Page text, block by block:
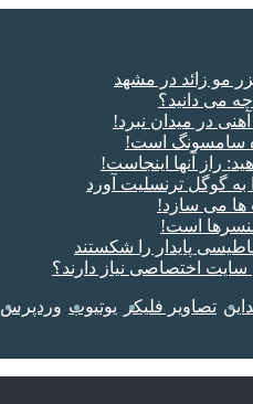
مو زائد در مشهد
می دانید؟
در میدان نبرد!
سامسونگ است!
راز آنها اینجاست!
گوگل ترنسلیت آورد
ها می سازد!
است!
پایدار را شکستند
اختصاصی نیاز دارند؟
تصاویر فلیکر یوتیوب وردپرس